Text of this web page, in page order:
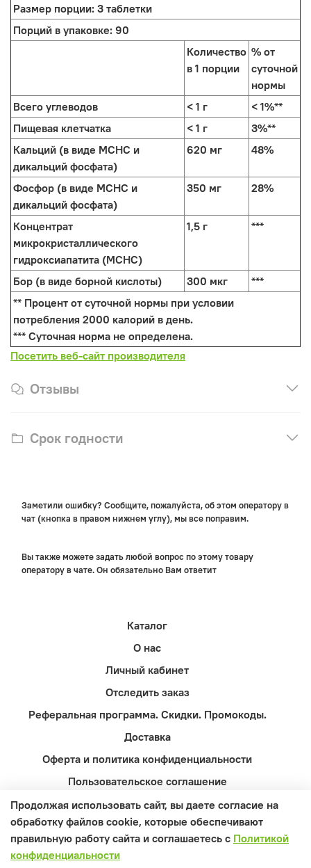
Размер порции: 3 таблетки
Порций в упаковке: 90
Количество
в 1 порции
% от
суточной
нормы
Всего углеводов
< 1 г
< 1%**
Пищевая клетчатка
< 1 г
3%**
Кальций (в виде MCHC и
дикальций фосфата)
620 мг 48%
Фосфор (в виде MCHC и
дикальций фосфата)
350 мг 28%
Концентрат
микрокристаллического
гидроксиапатита (MCHC)
1,5 г ***
Бор (в виде борной кислоты) 300 мкг
***
** Процент от суточной нормы при условии
потребления 2000 калорий в день.
*** Суточная норма не определена.
Посетить веб-сайт производителя
Отзывы
Срок годности
Заметили ошибку? Сообщите, пожалуйста, об этом оператору в
чат (кнопка в правом нижнем углу), мы все поправим.
Вы также можете задать любой вопрос по этому товару
оператору в чате. Он обязательно Вам ответит
Каталог
О нас
Личный кабинет
Отследить заказ
Реферальная программа. Скидки. Промокоды.
Доставка
Оферта и политика конфиденциальности
Пользовательское соглашение
Контакты
Вопросы и ответы
Продолжая использовать сайт, вы даете согласие на
обработку файлов cookie, которые обеспечивают
правильную работу сайта и соглашаетесь с Политикой
конфиденциальности